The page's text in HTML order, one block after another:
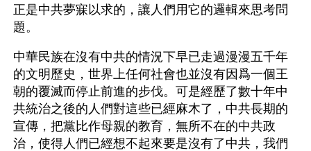
正是中共夢寐以求的，讓人們用它的邏輯來思考問
題。
中華民族在沒有中共的情況下早已走過漫漫五千年
的文明歷史，世界上任何社會也並沒有因爲一個王
朝的覆滅而停止前進的步伐。可是經歷了數十年中
共統治之後的人們對這些已經麻木了，中共長期的
宣傳，把黨比作母親的教育，無所不在的中共政
治，使得人們已經想不起來要是沒有了中共，我們